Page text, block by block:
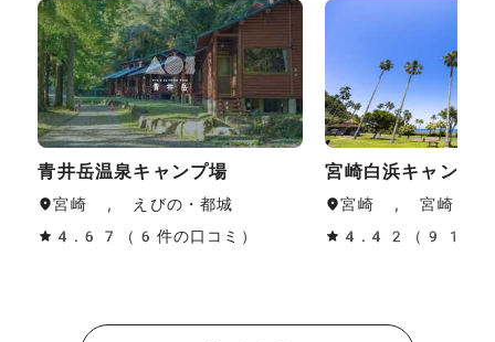
青井岳温泉キャンプ場
宮崎 , えびの・都城
4.67（6件の口コミ）
宮崎白浜キャンプ
宮崎 , 宮崎・青
4.42（91件の